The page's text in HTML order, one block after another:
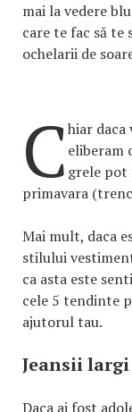
mai la vedere
care te fac să te
ochelarii de
Chiar daca
eliberam
grele pot
primavara
Mai mult, daca
stilului
ca asta este
cele 5 tendinte
ajutorul tau.
Jeansii largi
Daca ai fost